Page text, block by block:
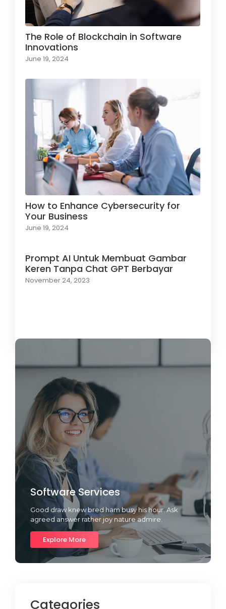
The Role of Blockchain in Software
Innovations
June 19, 2024
How to Enhance Cybersecurity for
Your Business
June 19, 2024
Prompt AI Untuk Membuat Gambar
Keren Tanpa Chat GPT Berbayar
November 24, 2023
Software Services
Good draw knew bred ham busy his hour. Ask
agreed answer rather joy nature admire.
Explore More
Categories